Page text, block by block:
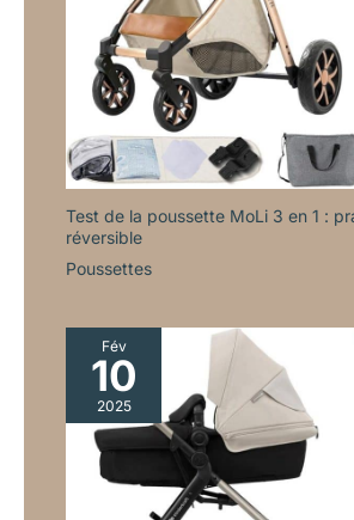
Test de la poussette MoLi 3 en 1 :
réversible
Poussettes
Fév
10
2025